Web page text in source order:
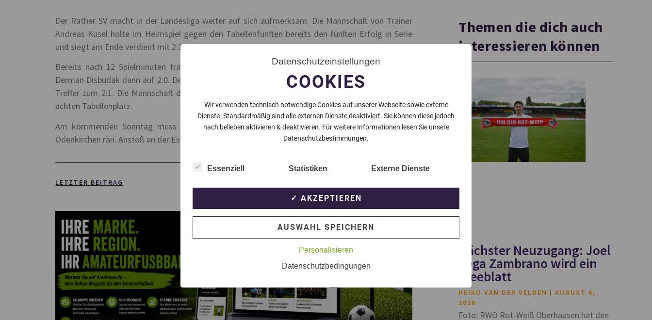
Der Rather SV macht in der Landesliga weiter auf sich aufmerksam. Die Mannschaft von Trainer
Andreas Kusel holte im Heimspiel gegen den Tabellenfünften bereits den fünften Erfolg in Serie
und siegt am Ende verdient mit 2:1.
Bereits nach 12 Spielminuten traf Matthias Fenster zur 1:0-Führung. Nach der Pause erhöhte
Derman Disbudak dann auf 2:0. Den Gästen aus Kapellen gelang in der Nachspielzeit nur noch der
Treffer zum 2:1. Die Mannschaft des Rather SV schiebt sich durch den erneuten Erfolg auch den
achten Tabellenplatz.
Am kommenden Sonntag muss die Mannschaft dann gegen den Tabellendritten SpVg 05/07
Odenkirchen ran. Anstoß an der Einruhrstraße in Odenkirchen ist um 15 Uhr.
LETZTER BEITRAG
Themen die dich auch
interessieren können
Nächster Neuzugang: Joel
Vega Zambrano wird ein
Kleeblatt
HEIKO VAN DER VELDEN
AUGUST 6,
2026
Foto: RWO Rot-Weiß Oberhausen hat den
Datenschutzeinstellungen
COOKIES
Wir verwenden technisch notwendige Cookies auf unserer Webseite sowie externe
Dienste. Standardmäßig sind alle externen Dienste deaktiviert. Sie können diese jedoch
nach belieben aktivieren & deaktivieren. Für weitere Informationen lesen Sie unsere
Datenschutzbestimmungen.
Essenziell Statistiken Externe Dienste
✓ AKZEPTIEREN
AUSWAHL SPEICHERN
Personalisieren
Datenschutzbedingungen